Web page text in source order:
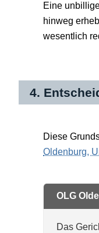
Eine
hinweg
wesentlich
4.
Diese
Oldenburg,
OLG
Das